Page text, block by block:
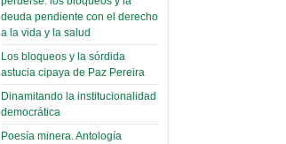
Creacionismo,
filtraciones e
inicio de la
campaña del
MAS
(Miscelánea
deuda pendiente con el derecho
a la vida y la salud
Los bloqueos y la sórdida
astucia cipaya de Paz Pereira
Dinamitando la institucionalidad
democrática
Poesía minera. Antología